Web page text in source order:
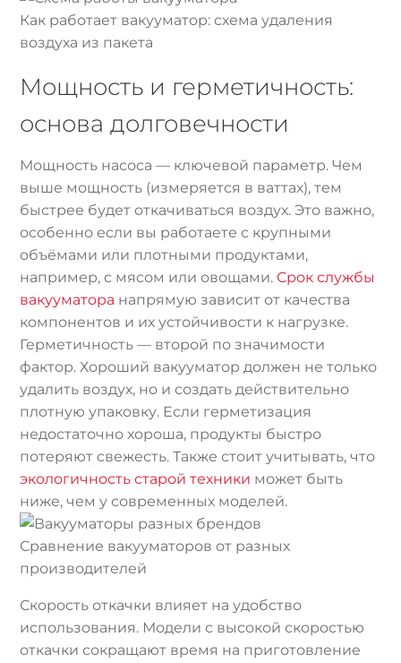
Как работает вакууматор: схема удаления
воздуха из пакета
Мощность и герметичность:
основа долговечности
Мощность насоса — ключевой параметр. Чем
выше мощность (измеряется в ваттах), тем
быстрее будет откачиваться воздух. Это важно,
особенно если вы работаете с крупными
объёмами или плотными продуктами,
например, с мясом или овощами. Срок службы
вакууматора напрямую зависит от качества
компонентов и их устойчивости к нагрузке.
Герметичность — второй по значимости
фактор. Хороший вакууматор должен не только
удалить воздух, но и создать действительно
плотную упаковку. Если герметизация
недостаточно хороша, продукты быстро
потеряют свежесть. Также стоит учитывать, что
экологичность старой техники может быть
ниже, чем у современных моделей.
Сравнение вакууматоров от разных
производителей
Скорость откачки влияет на удобство
использования. Модели с высокой скоростью
откачки сокращают время на приготовление